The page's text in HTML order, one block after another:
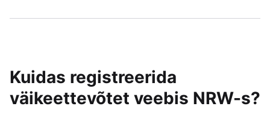
Kuidas registreerida
väikeettevõtet veebis NRW-s?